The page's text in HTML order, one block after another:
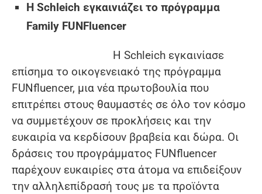
Η Schleich εγκαινιάζει το πρόγραμμα
Family FUNFluencer
Η Schleich εγκαινίασε
επίσημα το οικογενειακό της πρόγραμμα
FUNfluencer, μια νέα πρωτοβουλία που
επιτρέπει στους θαυμαστές σε όλο τον κόσμο
να συμμετέχουν σε προκλήσεις και την
ευκαιρία να κερδίσουν βραβεία και δώρα. Οι
δράσεις του προγράμματος FUNfluencer
παρέχουν ευκαιρίες στα άτομα να επιδείξουν
την αλληλεπίδρασή τους με τα προϊόντα